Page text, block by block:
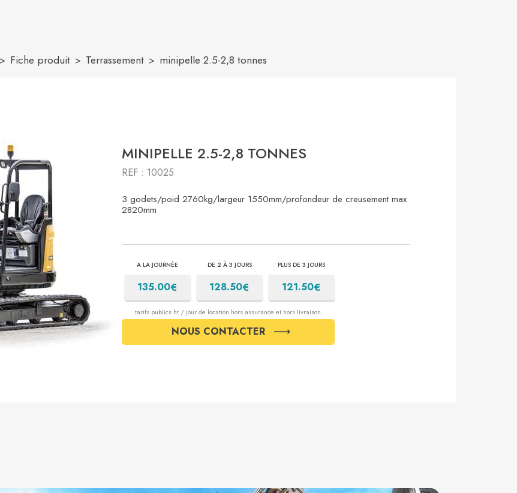
Fiche produit Terrassement minipelle 2.5-2,8 tonnes
MINIPELLE 2.5-2,8 TONNES
REF : 10025
3 godets/poid 2760kg/largeur 1550mm/profondeur de creusement max
2820mm
A LA JOURNÉE
135.00€
DE 2 À 3 JOURS
128.50€
PLUS DE 3 JOURS
121.50€
tarifs publics ht / jour de location hors assurance et hors livraison
NOUS CONTACTER